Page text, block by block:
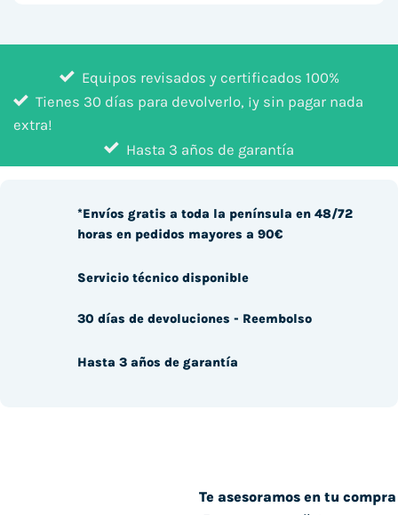
Equipos revisados y certificados 100%
Tienes 30 días para devolverlo, ¡y sin pagar nada
extra!
Hasta 3 años de garantía
Te asesoramos en tu compra
*Envíos gratis a toda la península en 48/72
horas en pedidos mayores a 90€
Servicio técnico disponible
30 días de devoluciones - Reembolso
Hasta 3 años de garantía